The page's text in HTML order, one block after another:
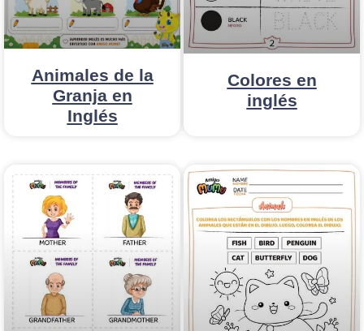
Animales de la
Granja en
Inglés
Colores en
inglés